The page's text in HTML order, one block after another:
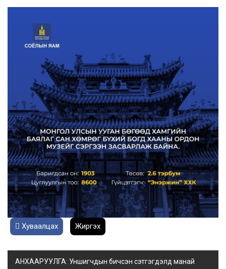
Хуваалцах Жиргэх
АНХААРУУЛГА: Уншигчдын бичсэн сэтгэгдэлд манай